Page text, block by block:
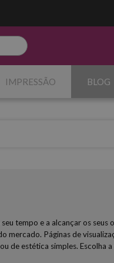
IMPRESSÃO BLOG
tempo e a alcançar os seus
mercado. Páginas de
de estética simples. Escolha